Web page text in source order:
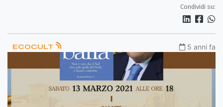
Condividi su:
ECOCULT 5 anni fa